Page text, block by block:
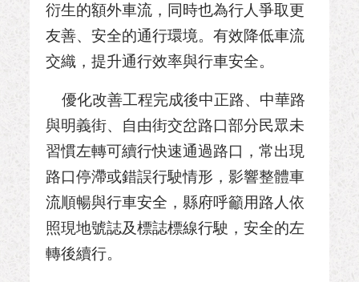
衍生的額外車流，同時也為行人爭取更
友善、安全的通行環境。有效降低車流
交織，提升通行效率與行車安全。
優化改善工程完成後中正路、中華路
與明義街、自由街交岔路口部分民眾未
習慣左轉可續行快速通過路口，常出現
路口停滯或錯誤行駛情形，影響整體車
流順暢與行車安全，縣府呼籲用路人依
照現地號誌及標誌標線行駛，安全的左
轉後續行。